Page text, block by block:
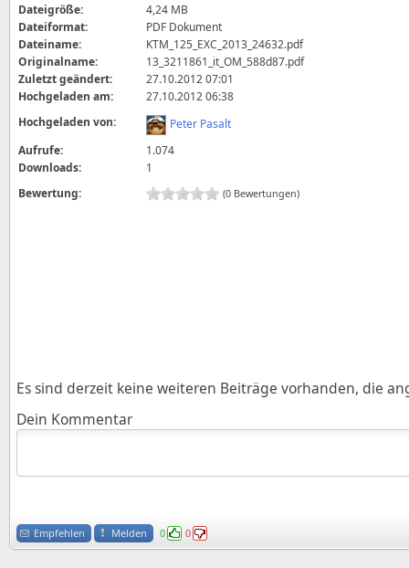
Dateigröße:
4,24 MB
Dateiformat:
PDF Dokument
Dateiname:
KTM_125_EXC_2013_24632.pdf
Originalname:
13_3211861_it_OM_588d87.pdf
Zuletzt geändert:
27.10.2012 07:01
Hochgeladen am:
27.10.2012 06:38
Hochgeladen von:
Peter Pasalt
Aufrufe:
1.074
Downloads:
1
Bewertung:
(0 Bewertungen)
Es sind derzeit keine weiteren Beiträge vorhanden, die
Dein Kommentar
Empfehlen Melden 0 0